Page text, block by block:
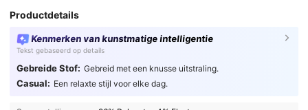
Productdetails
Kenmerken van kunstmatige intelligentie
Tekst gebaseerd op details
Gebreide Stof: Gebreid met een knusse uitstraling.
Casual: Een relaxte stijl voor elke dag.